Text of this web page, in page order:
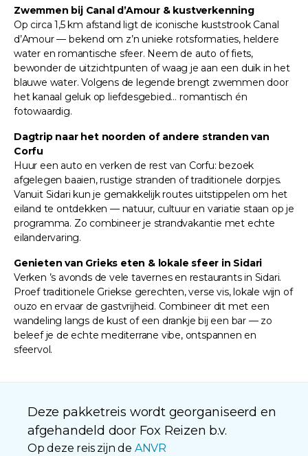
Zwemmen bij Canal d’Amour & kustverkenning
Op circa 1,5 km afstand ligt de iconische kuststrook Canal
d’Amour — bekend om z’n unieke rotsformaties, heldere
water en romantische sfeer. Neem de auto of fiets,
bewonder de uitzichtpunten of waag je aan een duik in het
blauwe water. Volgens de legende brengt zwemmen door
het kanaal geluk op liefdesgebied… romantisch én
fotowaardig.
Dagtrip naar het noorden of andere stranden van
Corfu
Huur een auto en verken de rest van Corfu: bezoek
afgelegen baaien, rustige stranden of traditionele dorpjes.
Vanuit Sidari kun je gemakkelijk routes uitstippelen om het
eiland te ontdekken — natuur, cultuur en variatie staan op je
programma. Zo combineer je strandvakantie met echte
eilandervaring.
Genieten van Grieks eten & lokale sfeer in Sidari
Verken ’s avonds de vele tavernes en restaurants in Sidari.
Proef traditionele Griekse gerechten, verse vis, lokale wijn of
ouzo en ervaar de gastvrijheid. Combineer dit met een
wandeling langs de kust of een drankje bij een bar — zo
beleef je de echte mediterrane vibe, ontspannen en
sfeervol.
Deze pakketreis wordt georganiseerd en
afgehandeld door Fox Reizen b.v.
Op deze reis zijn de ANVR